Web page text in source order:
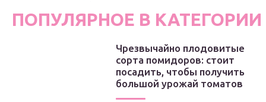
ПОПУЛЯРНОЕ В КАТЕГОРИИ
Чрезвычайно плодовитые
сорта помидоров: стоит
посадить, чтобы получить
большой урожай томатов